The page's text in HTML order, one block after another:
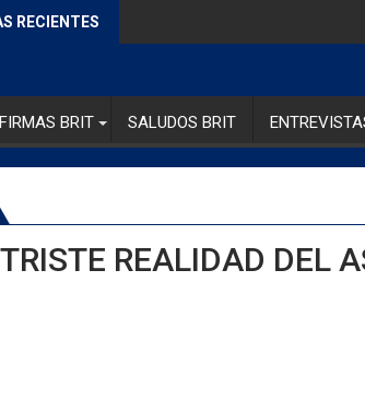
RECIENTES
FIRMAS BRIT SALUDOS BRIT
REALIDAD DEL